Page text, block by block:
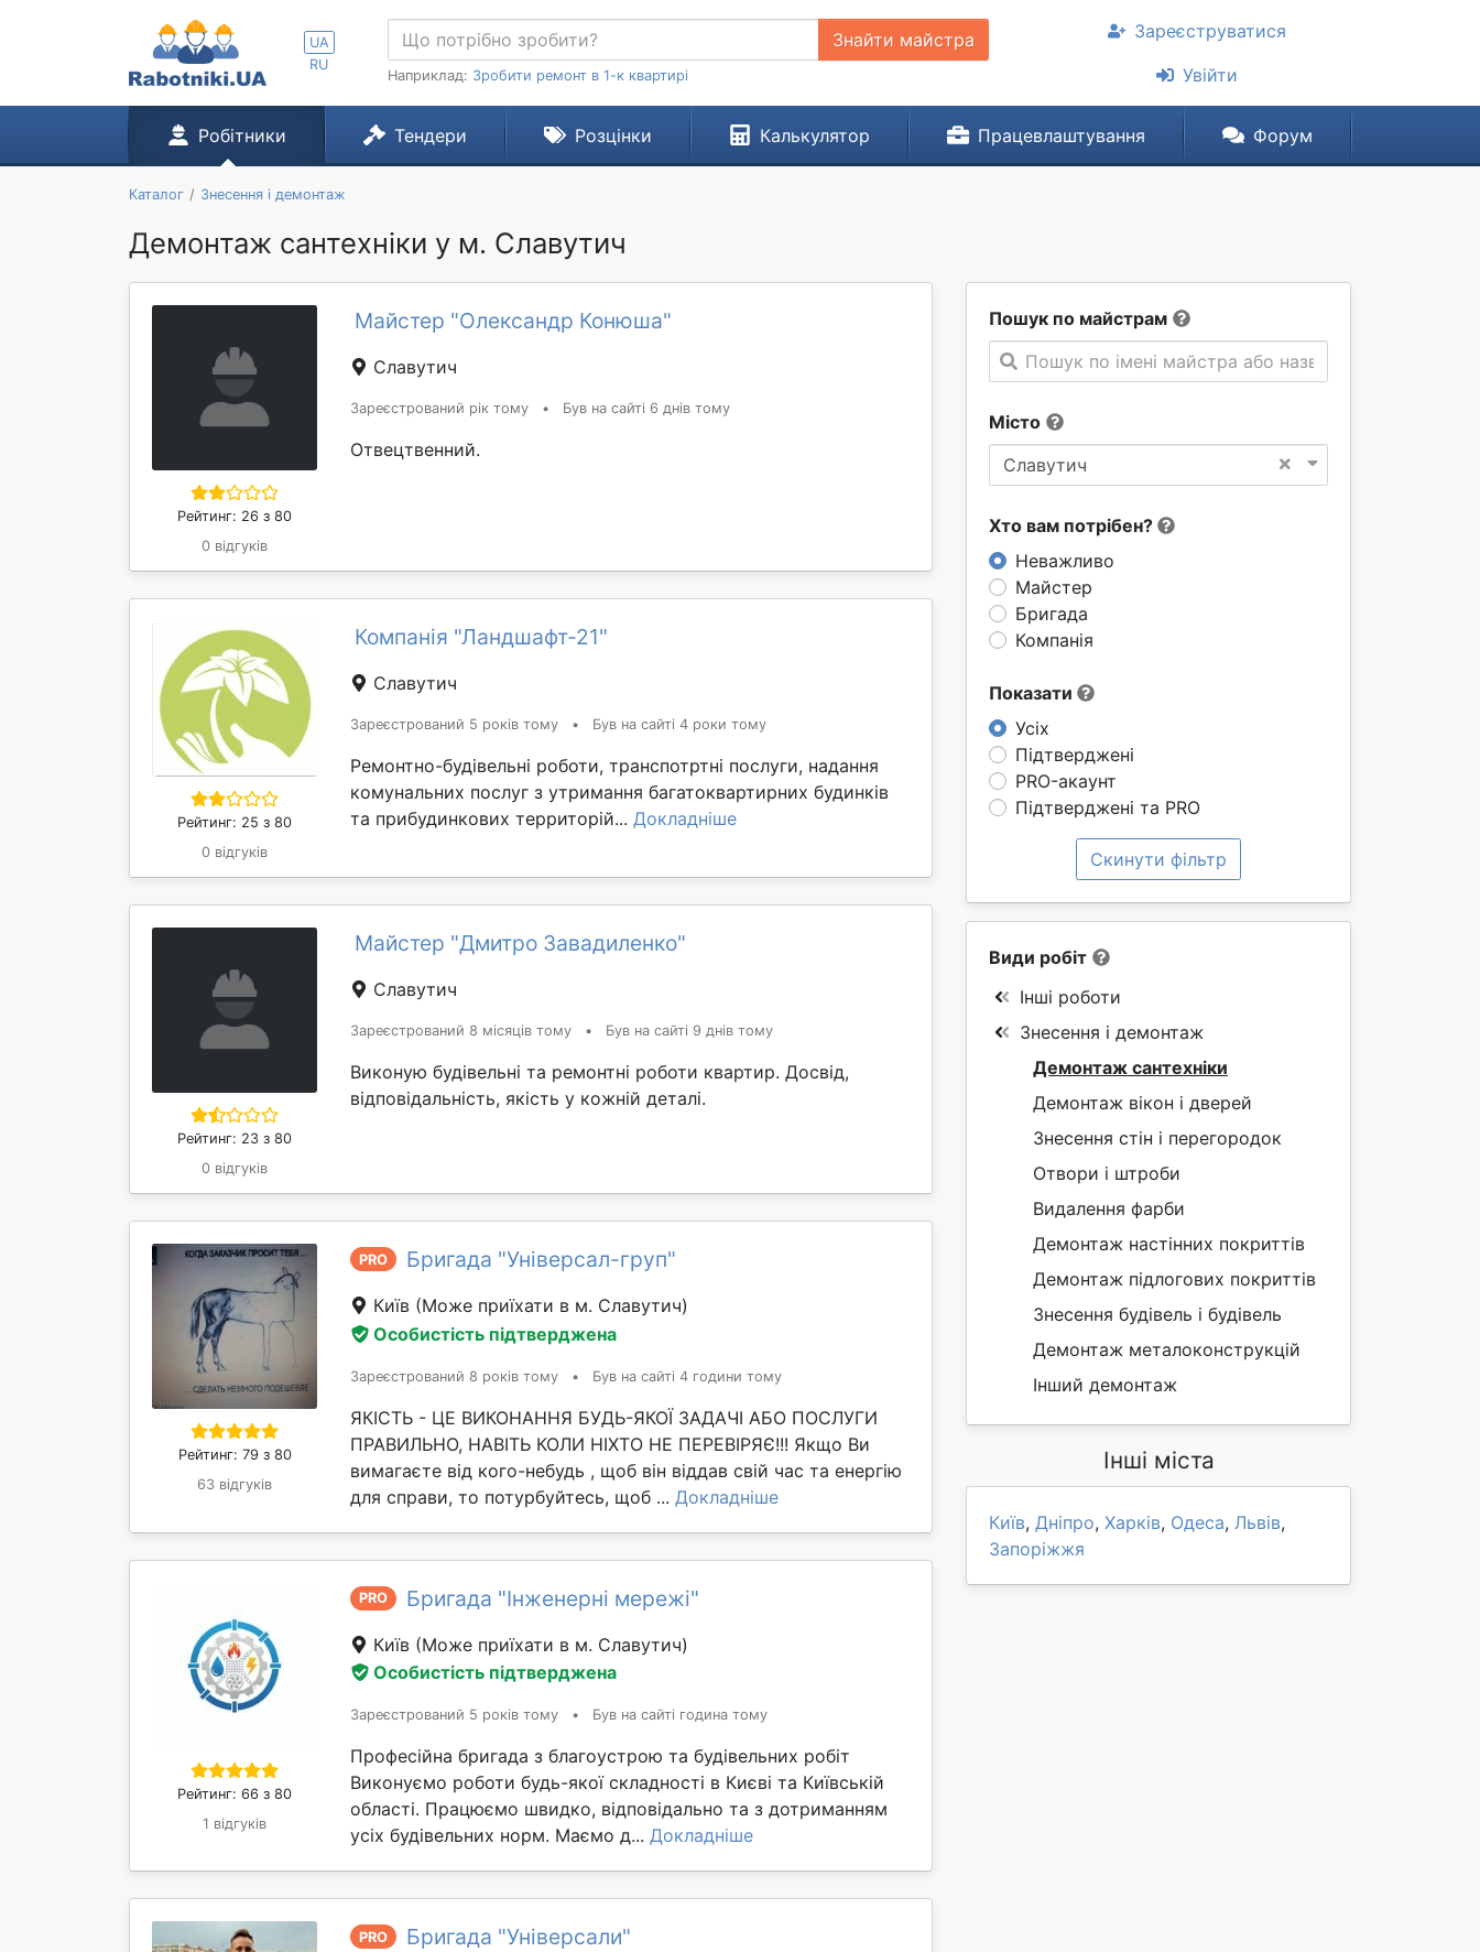
UA
RU
Знайти майстра
Наприклад: Зробити ремонт в 1-к квартирі
Зареєструватися
Увійти
Робітники Тендери Розцінки Калькулятор Працевлаштування Форум
Каталог Знесення і демонтаж
Демонтаж сантехніки у м. Славутич
Пошук по майстрам
Пошук по імені майстра або назві компанії
Місто
×
Славутич
Хто вам потрібен?
Неважливо
Майстер
Бригада
Компанія
Показати
Усіх
Підтверджені
PRO-акаунт
Підтверджені та PRO
Скинути фільтр
Рейтинг: 26 з 80
0 відгуків
Майстер "Олександр Конюша"
Славутич
Зареєстрований рік тому • Був на сайті 6 днів тому
Отвецтвенний.
Рейтинг: 25 з 80
0 відгуків
Компанія "Ландшафт-21"
Славутич
Зареєстрований 5 років тому • Був на сайті 4 роки тому
Ремонтно-будівельні роботи, транспотртні послуги, надання
комунальних послуг з утримання багатоквартирних будинків
та прибудинкових территорій... Докладніше
Рейтинг: 23 з 80
0 відгуків
Майстер "Дмитро Завадиленко"
Славутич
Зареєстрований 8 місяців тому • Був на сайті 9 днів тому
Виконую будівельні та ремонтні роботи квартир. Досвід,
відповідальність, якість у кожній деталі.
Рейтинг: 79 з 80
63 відгуків
PRO Бригада "Універсал-груп"
Київ (Може приїхати в м. Славутич)
Особистість підтверджена
Зареєстрований 8 років тому • Був на сайті 4 години тому
ЯКІСТЬ - ЦЕ ВИКОНАННЯ БУДЬ-ЯКОЇ ЗАДАЧІ АБО ПОСЛУГИ
ПРАВИЛЬНО, НАВІТЬ КОЛИ НІХТО НЕ ПЕРЕВІРЯЄ!!! Якщо Ви
вимагаєте від кого-небудь , щоб він віддав свій час та енергію
для справи, то потурбуйтесь, щоб ... Докладніше
Рейтинг: 66 з 80
1 відгуків
PRO Бригада "Інженерні мережі"
Київ (Може приїхати в м. Славутич)
Особистість підтверджена
Зареєстрований 5 років тому • Був на сайті година тому
Професійна бригада з благоустрою та будівельних робіт
Виконуємо роботи будь-якої складності в Києві та Київській
області. Працюємо швидко, відповідально та з дотриманням
усіх будівельних норм. Маємо д... Докладніше
PRO Бригада "Універсали"
Види робіт
Інші роботи
Знесення і демонтаж
Демонтаж сантехніки
Демонтаж вікон і дверей
Знесення стін і перегородок
Отвори і штроби
Видалення фарби
Демонтаж настінних покриттів
Демонтаж підлогових покриттів
Знесення будівель і будівель
Демонтаж металоконструкцій
Інший демонтаж
Інші міста
Київ, Дніпро, Харків, Одеса, Львів,
Запоріжжя